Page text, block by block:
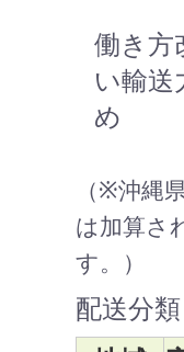
働き方
い輸送
め
（※沖縄
は加算さ
す。）
配送分